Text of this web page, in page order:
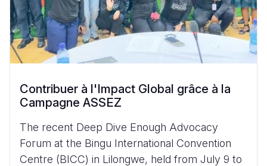
Contribuer à l'Impact Global grâce à la
Campagne ASSEZ
The recent Deep Dive Enough Advocacy
Forum at the Bingu International Convention
Centre (BICC) in Lilongwe, held from July 9 to